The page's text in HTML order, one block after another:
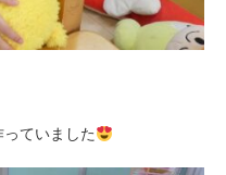
ていました